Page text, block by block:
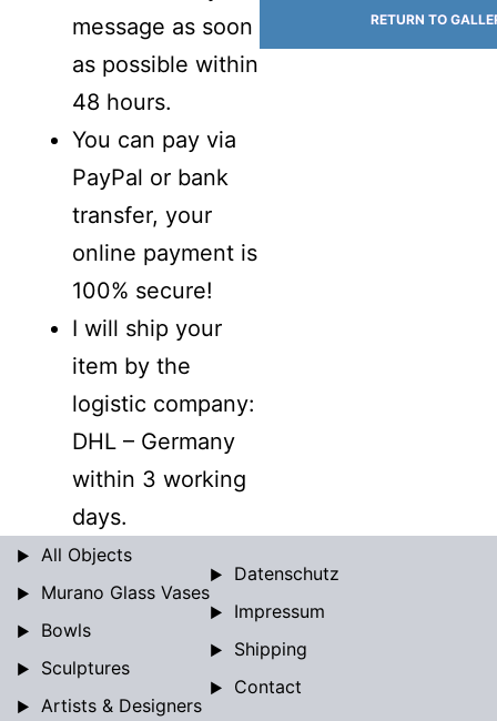
message as soon
as possible within
48 hours.
You can pay via
PayPal or bank
transfer, your
online payment is
100% secure!
I will ship your
item by the
logistic company:
DHL – Germany
within 3 working
days.
RETURN TO
All Objects
Murano Glass Vases
Bowls
Sculptures
Artists & Designers
Datenschutz
Impressum
Shipping
Contact